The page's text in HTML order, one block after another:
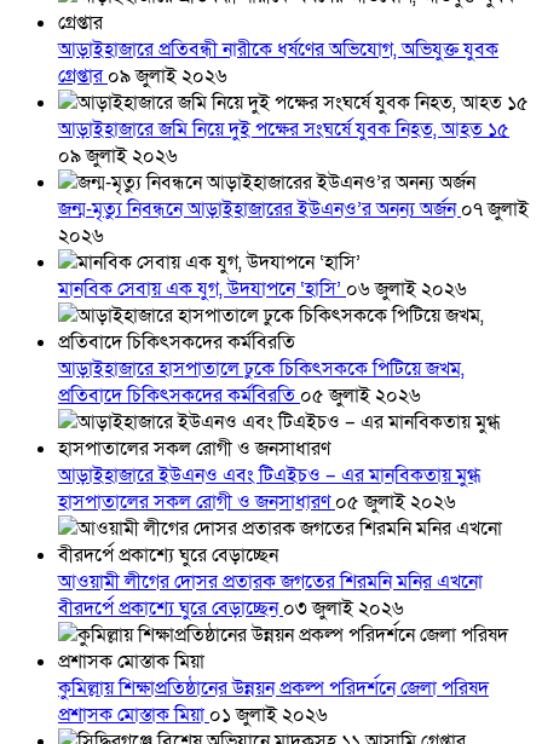
আড়াইহাজারে প্রতিবন্ধী নারীকে ধর্ষণের অভিযোগ, অভিযুক্ত যুবক
গ্রেপ্তার০৯ জুলাই ২০২৬
আড়াইহাজারে জমি নিয়ে দুই পক্ষের সংঘর্ষে যুবক নিহত, আহত ১৫
০৯ জুলাই ২০২৬
জন্ম-মৃত্যু নিবন্ধনে আড়াইহাজারের ইউএনও’র অনন্য অর্জন০৭ জুলাই
২০২৬
মানবিক সেবায় এক যুগ, উদযাপনে ‘হাসি’ ০৬ জুলাই ২০২৬
আড়াইহাজারে হাসপাতালে ঢুকে চিকিৎসককে পিটিয়ে জখম,
প্রতিবাদে চিকিৎসকদের কর্মবিরতি ০৫ জুলাই ২০২৬
আড়াইহাজারে ইউএনও এবং টিএইচও – এর মানবিকতায় মুগ্ধ
হাসপাতালের সকল রোগী ও জনসাধারণ০৫ জুলাই ২০২৬
আওয়ামী লীগের দোসর প্রতারক জগতের শিরমনি মনির এখনো
বীরদর্পে প্রকাশ্যে ঘুরে বেড়াচ্ছেন০৩ জুলাই ২০২৬
কুমিল্লায় শিক্ষাপ্রতিষ্ঠানের উন্নয়ন প্রকল্প পরিদর্শনে জেলা পরিষদ
প্রশাসক মোস্তাক মিয়া ০১ জুলাই ২০২৬